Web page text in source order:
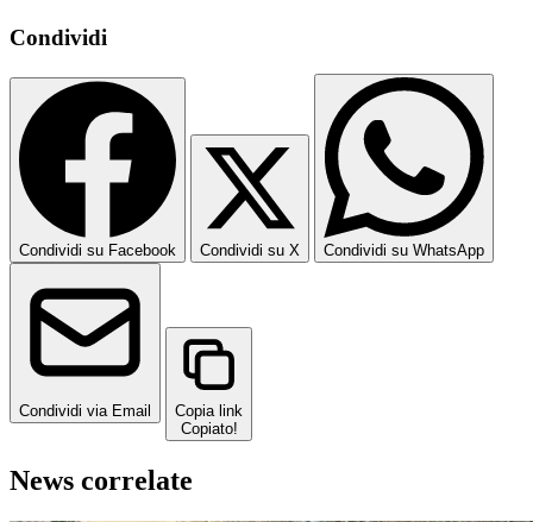
Condividi
Condividi su Facebook Condividi su X Condividi su WhatsApp
Condividi via Email
Copia link
Copiato!
News correlate